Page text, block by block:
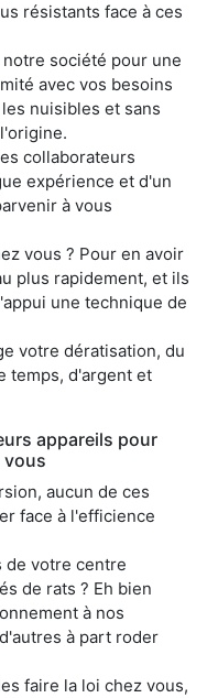
résistants face à ces
société pour une
avec vos besoins
nuisibles et sans
collaborateurs
expérience et d'un
à vous
vous ? Pour en avoir
plus rapidement, et ils
une technique de
votre dératisation, du
temps, d'argent et
appareils pour
vous
aucun de ces
face à l'efficience
de votre centre
de rats ? Eh bien
à nos
à part roder
faire la loi chez vous,